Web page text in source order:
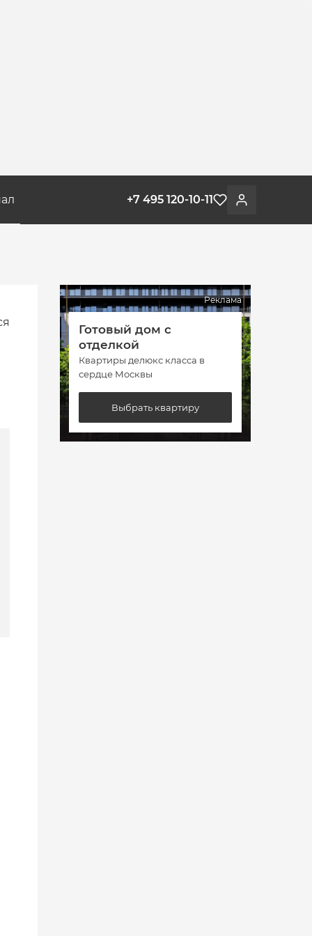
Войти
Избранное
+7 495 120-10-11
Реклама
Готовый дом с
отделкой
Квартиры делюкс класса в
сердце Москвы
Выбрать квартиру